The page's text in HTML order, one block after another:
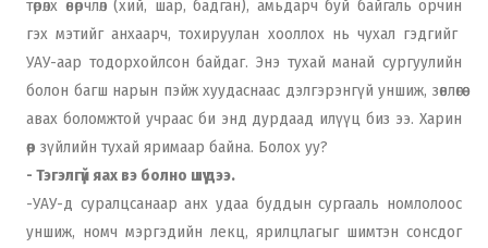
төрөлх өвөрчлөл (хий, шар, бадган), амьдарч буй байгаль орчин
гэх мэтийг анхаарч, тохируулан хооллох нь чухал гэдгийг
УАУ-аар тодорхойлсон байдаг. Энэ тухай манай сургуулийн
болон багш нарын пэйж хуудаснаас дэлгэрэнгүй уншиж, зөвлөгөө
авах боломжтой учраас би энд дурдаад илүүц биз ээ. Харин
өөр зүйлийн тухай яримаар байна. Болох уу?
- Тэгэлгүй яах вэ болно шүү дээ.
-УАУ-д суралцсанаар анх удаа буддын сургааль номлолоос
уншиж, номч мэргэдийн лекц, ярилцлагыг шимтэн сонсдог